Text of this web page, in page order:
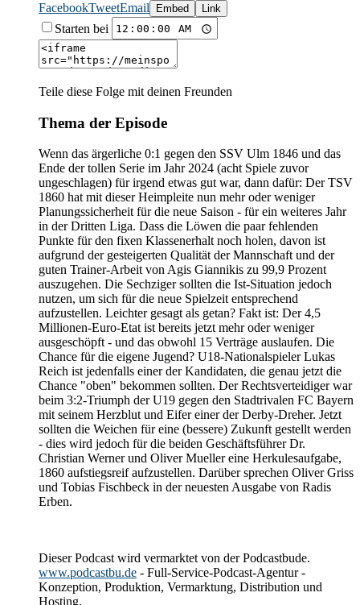
FacebookTweetEmail Embed Link
Starten bei
Teile diese Folge mit deinen Freunden
Thema der Episode
Wenn das ärgerliche 0:1 gegen den SSV Ulm 1846 und das
Ende der tollen Serie im Jahr 2024 (acht Spiele zuvor
ungeschlagen) für irgend etwas gut war, dann dafür: Der TSV
1860 hat mit dieser Heimpleite nun mehr oder weniger
Planungssicherheit für die neue Saison - für ein weiteres Jahr
in der Dritten Liga. Dass die Löwen die paar fehlenden
Punkte für den fixen Klassenerhalt noch holen, davon ist
aufgrund der gesteigerten Qualität der Mannschaft und der
guten Trainer-Arbeit von Agis Giannikis zu 99,9 Prozent
auszugehen. Die Sechziger sollten die Ist-Situation jedoch
nutzen, um sich für die neue Spielzeit entsprechend
aufzustellen. Leichter gesagt als getan? Fakt ist: Der 4,5
Millionen-Euro-Etat ist bereits jetzt mehr oder weniger
ausgeschöpft - und das obwohl 15 Verträge auslaufen. Die
Chance für die eigene Jugend? U18-Nationalspieler Lukas
Reich ist jedenfalls einer der Kandidaten, die genau jetzt die
Chance "oben" bekommen sollten. Der Rechtsverteidiger war
beim 3:2-Triumph der U19 gegen den Stadtrivalen FC Bayern
mit seinem Herzblut und Eifer einer der Derby-Dreher. Jetzt
sollten die Weichen für eine (bessere) Zukunft gestellt werden
- dies wird jedoch für die beiden Geschäftsführer Dr.
Christian Werner und Oliver Mueller eine Herkulesaufgabe,
1860 aufstiegsreif aufzustellen. Darüber sprechen Oliver Griss
und Tobias Fischbeck in der neuesten Ausgabe von Radis
Erben.
Dieser Podcast wird vermarktet von der Podcastbude.
www.podcastbu.de - Full-Service-Podcast-Agentur -
Konzeption, Produktion, Vermarktung, Distribution und
Hosting.